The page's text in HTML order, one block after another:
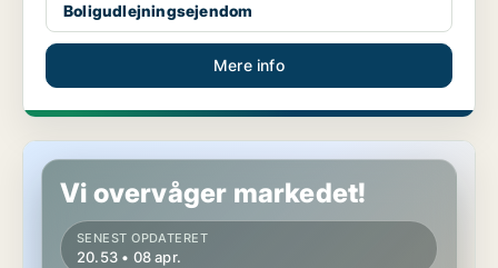
Boligudlejningsejendom
Mere info
Butik i Tranbjerg J
Vi overvåger markedet!
SENEST OPDATERET
20.53 • 08 apr.